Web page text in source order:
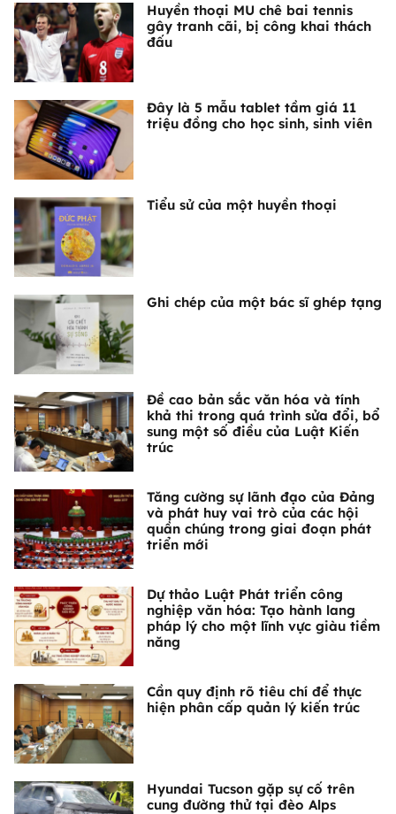
Huyền thoại MU chê bai tennis
gây tranh cãi, bị công khai thách
đấu
Đây là 5 mẫu tablet tầm giá 11
triệu đồng cho học sinh, sinh viên
Tiểu sử của một huyền thoại
Ghi chép của một bác sĩ ghép tạng
Đề cao bản sắc văn hóa và tính
khả thi trong quá trình sửa đổi, bổ
sung một số điều của Luật Kiến
trúc
Tăng cường sự lãnh đạo của Đảng
và phát huy vai trò của các hội
quần chúng trong giai đoạn phát
triển mới
Dự thảo Luật Phát triển công
nghiệp văn hóa: Tạo hành lang
pháp lý cho một lĩnh vực giàu tiềm
năng
Cần quy định rõ tiêu chí để thực
hiện phân cấp quản lý kiến trúc
Hyundai Tucson gặp sự cố trên
cung đường thử tại đèo Alps